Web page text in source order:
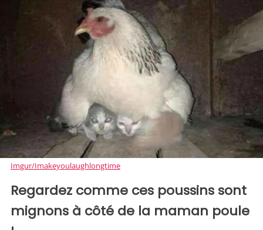
Imgur/Imakeyoulaughlongtime
Regardez comme ces poussins sont
mignons à côté de la maman poule